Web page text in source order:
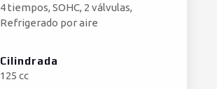
4 tiempos, SOHC, 2 válvulas,
Refrigerado por aire
Cilindrada
125 cc